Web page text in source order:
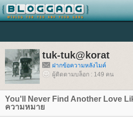
tuk-tuk@korat
ฝากข้อความหลังไมค์
ผู้ติดตามบล็อก : 149 คน
You'll Never Find Another Love
ความหมา